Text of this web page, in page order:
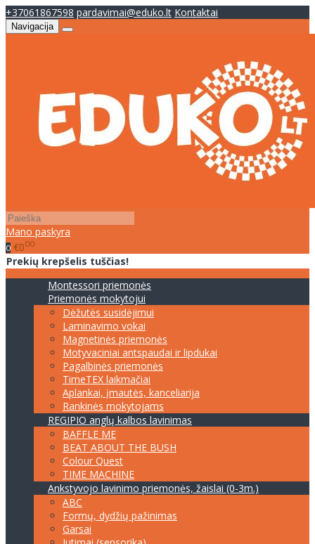
+37061867598 pardavimai@eduko.lt Kontaktai
Navigacija
Mano paskyra
0 €000
Prekių krepšelis tuščias!
Montessori priemonės
Priemonės mokytojui
Dėžutės susidėjimui
Laminavimo vokai
Magnetinės priemonės
Motyvaciniai antspaudai ir lipdukai
Pagalbinės priemonės
TimeTEX laikmačiai
Aplankai, įmautės, kanceliarija
Rankinės mokytojams
REGIPIO anglų kalbos lavinimas
BAFFLE ME
BEAT ABOUT THE BUSH
Colour Quest
TIME MACHINE
Ankstyvojo lavinimo priemonės, žaislai (0-3m.)
ABC
Formų, dydžių pažinimas
Garsai